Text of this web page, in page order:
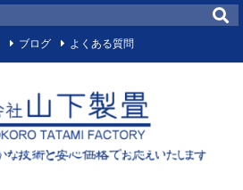
ブログ よくある質問